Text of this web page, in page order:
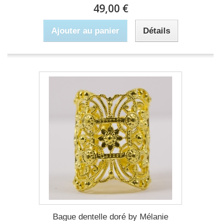
49,00 €
Ajouter au panier Détails
Bague dentelle doré by Mélanie